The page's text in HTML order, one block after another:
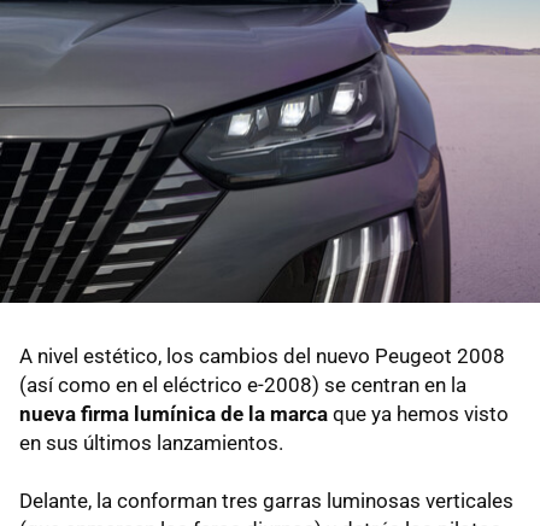
A nivel estético, los cambios del nuevo Peugeot 2008
(así como en el eléctrico e-2008) se centran en la
nueva firma lumínica de la marca que ya hemos visto
en sus últimos lanzamientos.
Delante, la conforman tres garras luminosas verticales